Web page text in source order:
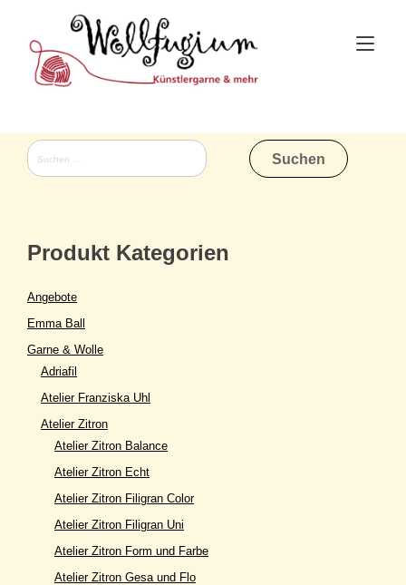
content
Suchen
nach:
Produkt Kategorien
Angebote
Emma Ball
Garne & Wolle
Adriafil
Atelier Franziska Uhl
Atelier Zitron
Atelier Zitron Balance
Atelier Zitron Echt
Atelier Zitron Filigran Color
Atelier Zitron Filigran Uni
Atelier Zitron Form und Farbe
Atelier Zitron Gesa und Flo